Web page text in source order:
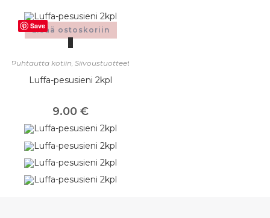
Save
Lisää ostoskoriin
Puhtautta kotiin, Siivoustuotteet
Luffa-pesusieni 2kpl
9.00 €